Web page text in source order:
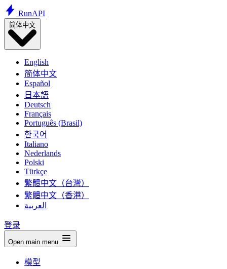
RunAPI
简体中文
English
简体中文
Español
日本語
Deutsch
Français
Português (Brasil)
한국어
Italiano
Nederlands
Polski
Türkçe
繁體中文（台灣）
繁體中文（香港）
العربية
登录
Open main menu
模型